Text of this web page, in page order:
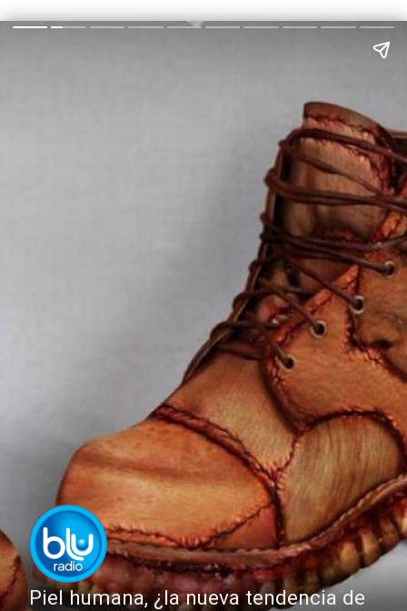
Piel humana, ¿la nueva tendencia de